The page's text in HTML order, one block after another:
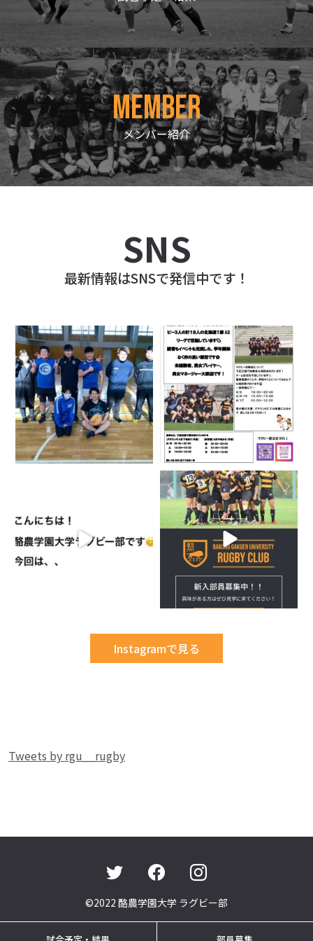
試合予定・結果
member
メンバー紹介
最新情報はSNSで発信中です！
3月 18 4月 4
3月 20
Instagramで見る
Tweets by rgu__rugby
©2022 酪農学園大学 ラグビー部